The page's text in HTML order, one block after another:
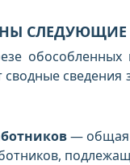
сведения
— общая